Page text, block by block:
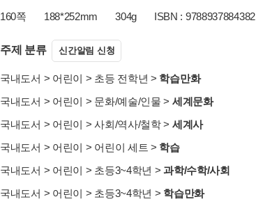
160쪽 188*252mm 304g ISBN : 9788937884382
주제 분류 신간알림 신청
국내도서 > 어린이 > 초등 전학년 > 학습만화
국내도서 > 어린이 > 문화/예술/인물 > 세계문화
국내도서 > 어린이 >사회/역사/철학> 세계사
국내도서 > 어린이 > 어린이 세트 > 학습
국내도서 > 어린이 > 초등3~4학년 >과학/수학/사회
국내도서 > 어린이 > 초등3~4학년 > 학습만화